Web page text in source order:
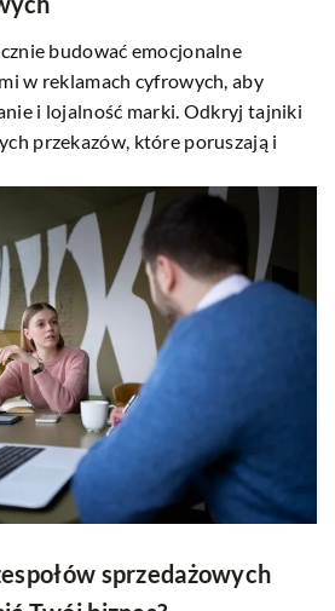
budować emocjonalne
w reklamach cyfrowych, aby
i lojalność marki. Odkryj tajniki
przekazów, które poruszają i
sprzedażowych